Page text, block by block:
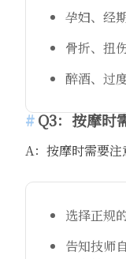
孕妇、经
骨折、扭
醉酒、过
Q3：按摩时
A：按摩时需要注
选择正规
告知技师